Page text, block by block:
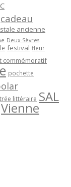
cadeau
ancienne
Deux-Sèvres
festival fleur
commémoratif
pochette
littéraire SAL
Vienne